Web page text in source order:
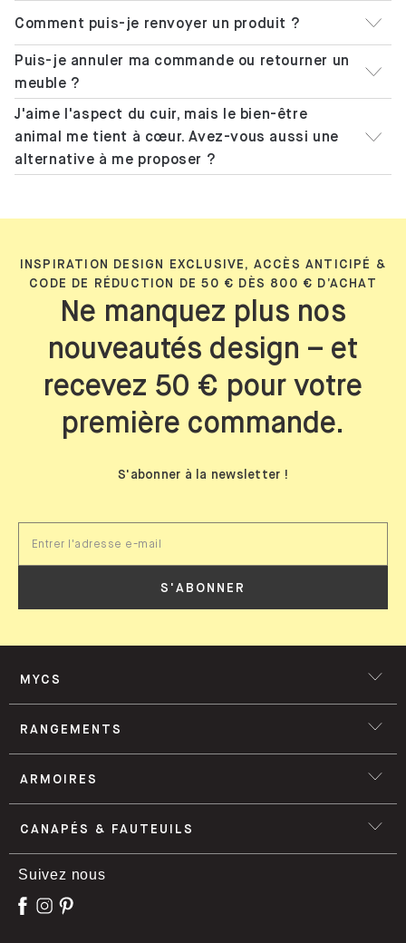
Comment puis-je renvoyer un produit ?
Puis-je annuler ma commande ou retourner un
meuble ?
J'aime l'aspect du cuir, mais le bien-être
animal me tient à cœur. Avez-vous aussi une
alternative à me proposer ?
INSPIRATION DESIGN EXCLUSIVE, ACCÈS ANTICIPÉ &
CODE DE RÉDUCTION DE 50 € DÈS 800 € D’ACHAT
Ne manquez plus nos
nouveautés design – et
recevez 50 € pour votre
première commande.
S'abonner à la newsletter !
S'ABONNER
MYCS
RANGEMENTS
ARMOIRES
CANAPÉS & FAUTEUILS
Suivez nous